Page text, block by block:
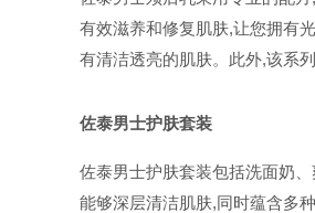
有效滋养和修复肌肤,让您拥有
有清洁透亮的肌肤。此外,该系
佐泰男士护肤套装
佐泰男士护肤套装包括洗面奶
能够深层清洁肌肤,同时蕴含多